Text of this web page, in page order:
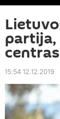
partija,
15:54 12.12.2019